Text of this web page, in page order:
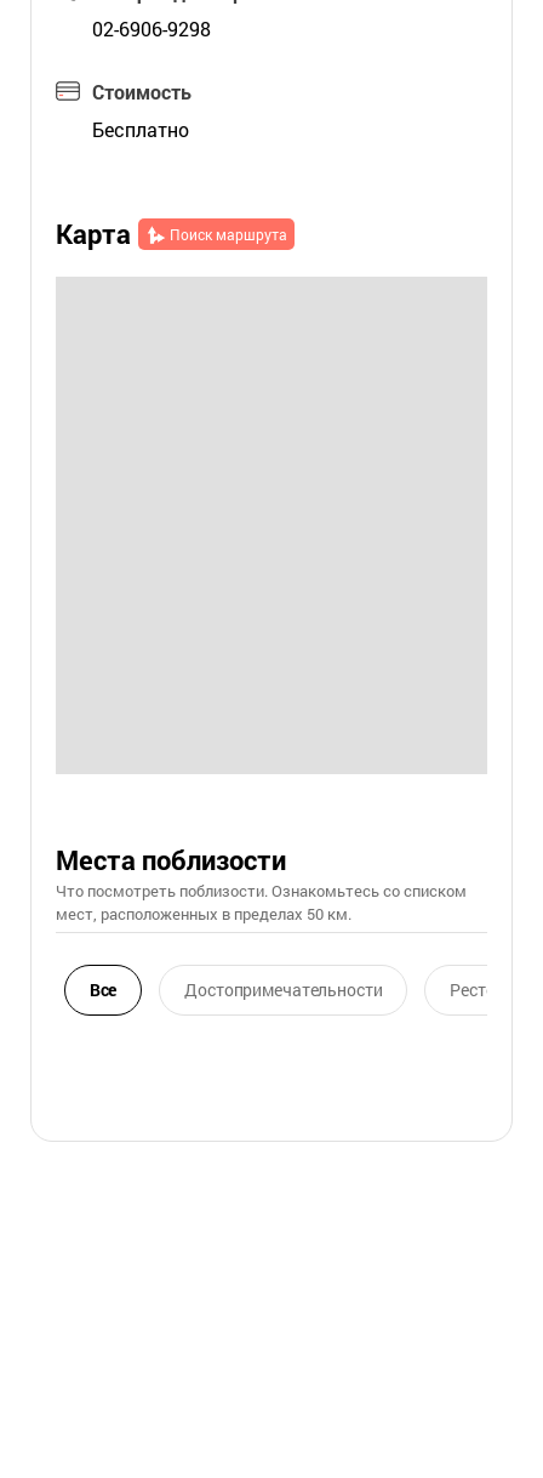
02-6906-9298
Стоимость
Бесплатно
Карта Поиск маршрута
Места поблизости
Что посмотреть поблизости. Ознакомьтесь со списком
мест, расположенных в пределах 50 км.
Все Достопримечательности Ресторан